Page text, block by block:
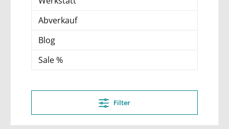
Abverkauf
Blog
Sale %
Filter